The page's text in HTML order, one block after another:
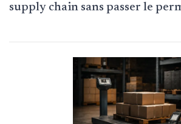
supply chain sans passer le